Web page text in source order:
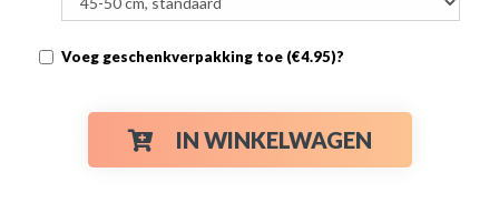
Voeg geschenkverpakking toe (€4.95)?
IN WINKELWAGEN